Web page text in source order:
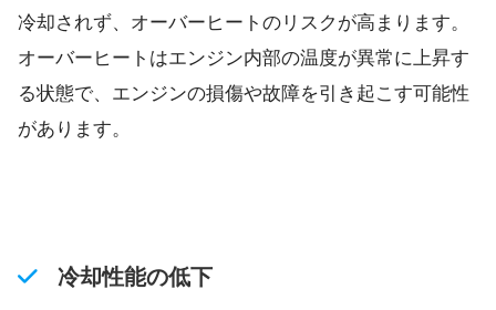
冷却されず、オーバーヒートのリスクが高まります。
オーバーヒートはエンジン内部の温度が異常に上昇す
る状態で、エンジンの損傷や故障を引き起こす可能性
があります。
冷却性能の低下